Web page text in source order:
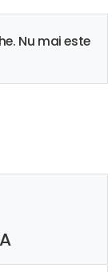
Nu mai este